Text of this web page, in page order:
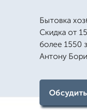
Бытовка
Скидка от
более 1550
Антону